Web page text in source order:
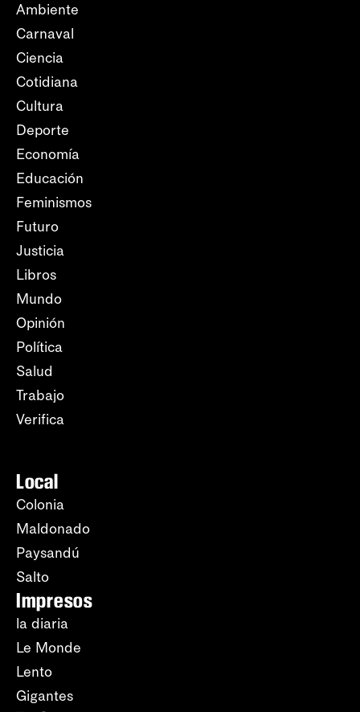
Ambiente
Carnaval
Ciencia
Cotidiana
Cultura
Deporte
Economía
Educación
Feminismos
Futuro
Justicia
Libros
Mundo
Opinión
Política
Salud
Trabajo
Verifica
Local
Colonia
Maldonado
Paysandú
Salto
Impresos
la diaria
Le Monde
Lento
Gigantes